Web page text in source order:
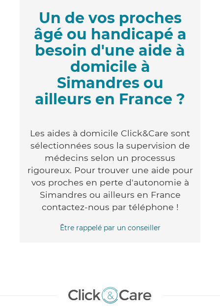
Un de vos proches
âgé ou handicapé a
besoin d'une aide à
domicile à
Simandres ou
ailleurs en France ?
Les aides à domicile Click&Care sont
sélectionnées sous la supervision de
médecins selon un processus
rigoureux. Pour trouver une aide pour
vos proches en perte d'autonomie à
Simandres ou ailleurs en France
contactez-nous par téléphone !
Être rappelé par un conseiller